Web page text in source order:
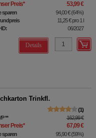
Preis* 53,99 €
sparen 94,00 €(64%)
11,25 €pro 1 l
06/2027
Details
Trinkfl.
1
** 162,99 €
Preis* 67,09 €
sparen 95,90 €(59%)